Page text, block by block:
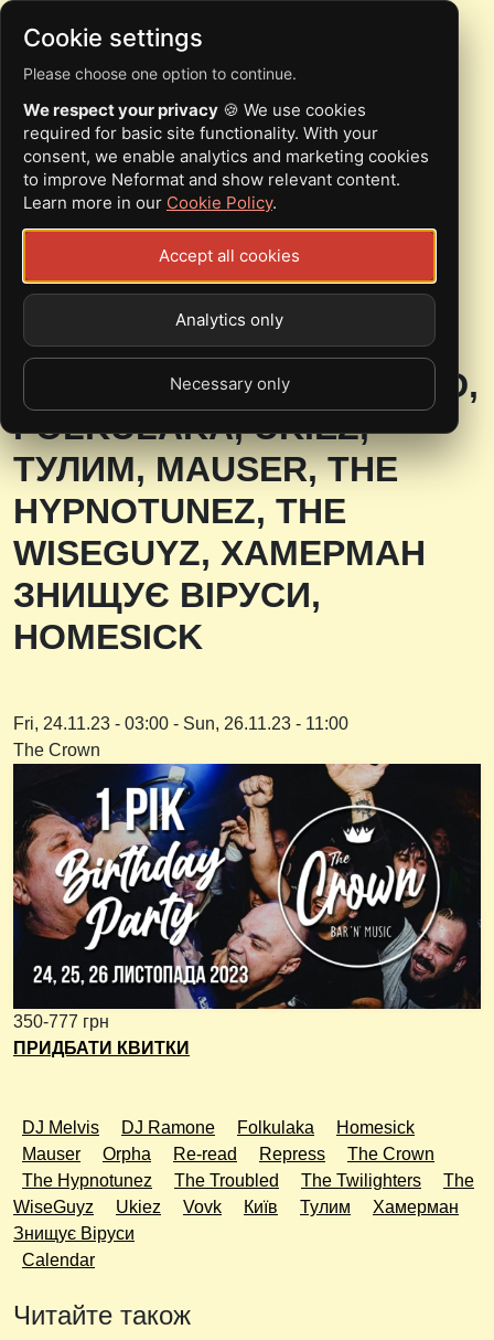
24-26.11 | КИЇВ |
ПЕРШИЙ ДЕНЬ
НАРОДЖЕННЯ THE
CROWN: THE
TWILIGHTERS, THE
TROUBLED, DJ MELVIS,
REPRESS, ORPHA, DJ
RAMONE, VOVK, RE-READ,
FOLKULAKA, UKIEZ,
ТУЛИМ, MAUSER, THE
HYPNOTUNEZ, THE
WISEGUYZ, ХАМЕРМАН
ЗНИЩУЄ ВІРУСИ,
HOMESICK
Fri, 24.11.23 - 03:00 - Sun, 26.11.23 - 11:00
The Crown
350-777 грн
ПРИДБАТИ КВИТКИ
DJ Melvis DJ Ramone Folkulaka
Homesick
Mauser
Orpha Re-read Repress
The Crown
The Hypnotunez
The Troubled The Twilighters
The
WiseGuyz
Ukiez Vovk Київ Тулим
Хамерман
Знищує Віруси
Calendar
Читайте також
Cookie settings
Please choose one option to continue.
We respect your privacy 🍪 We use cookies
required for basic site functionality. With your
consent, we enable analytics and marketing cookies
to improve Neformat and show relevant content.
Learn more in our Cookie Policy.
Accept all cookies
Analytics only
Necessary only